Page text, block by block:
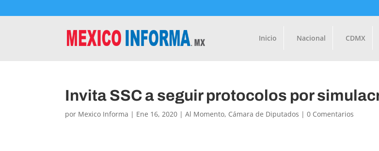
Inicio Nacional CDMX
Invita SSC a seguir protocolos por
por Mexico Informa | Ene 16, 2020 |Al Momento, Cámara de Diputados |0 Comentarios